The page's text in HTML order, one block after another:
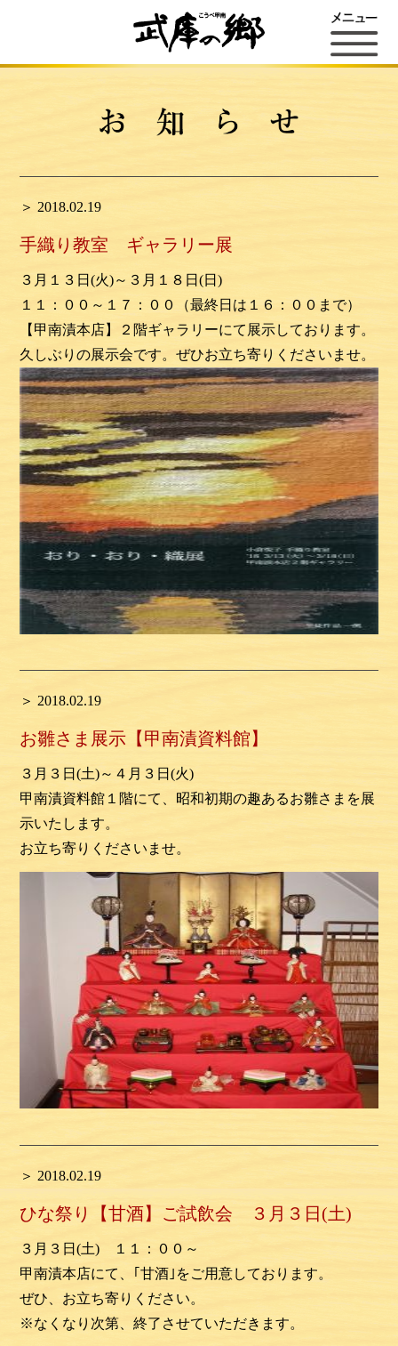
＞ 2018.02.19
手織り教室 ギャラリー展
３月１３日(火)～３月１８日(日)
１１：００～１７：００（最終日は１６：００まで）
【甲南漬本店】２階ギャラリーにて展示しております。
久しぶりの展示会です。ぜひお立ち寄りくださいませ。
＞ 2018.02.19
お雛さま展示【甲南漬資料館】
３月３日(土)～４月３日(火)
甲南漬資料館１階にて、昭和初期の趣あるお雛さまを展
示いたします。
お立ち寄りくださいませ。
＞ 2018.02.19
ひな祭り【甘酒】ご試飲会 ３月３日(土)
３月３日(土) １１：００～
甲南漬本店にて、｢甘酒｣をご用意しております。
ぜひ、お立ち寄りください。
※なくなり次第、終了させていただきます。